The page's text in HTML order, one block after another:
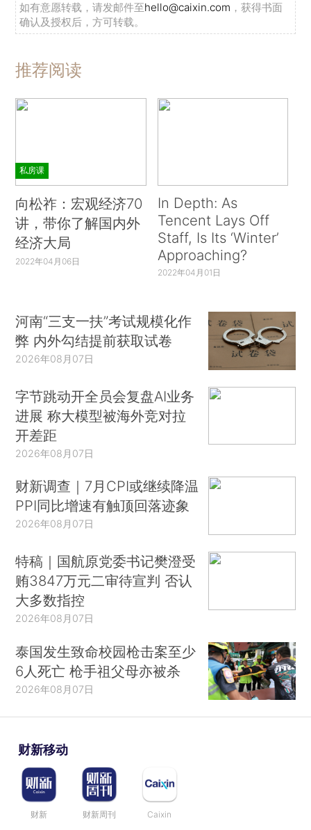
如有意愿转载，请发邮件至hello@caixin.com ，获得书面
确认及授权后，方可转载。
推荐阅读
私房课
向松祚：宏观经济70
讲，带你了解国内外
经济大局
2022年04月06日
In Depth: As
Tencent Lays Off
Staff, Is Its ‘Winter’
Approaching?
2022年04月01日
河南“三支一扶”考试规模化作
弊 内外勾结提前获取试卷
2026年08月07日
字节跳动开全员会复盘AI业务
进展 称大模型被海外竞对拉
开差距
2026年08月07日
财新调查｜7月CPI或继续降温
PPI同比增速有触顶回落迹象
2026年08月07日
特稿｜国航原党委书记樊澄受
贿3847万元二审待宣判 否认
大多数指控
2026年08月07日
泰国发生致命校园枪击案至少
6人死亡 枪手祖父母亦被杀
2026年08月07日
财新移动
财新 财新周刊 Caixin